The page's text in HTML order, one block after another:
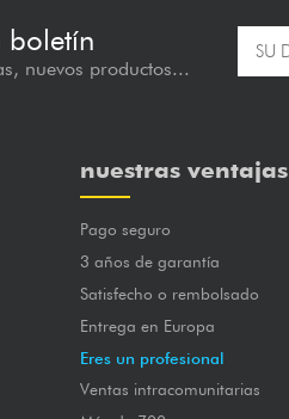
boletín
nuevos productos...
nuestras ventajas
Pago seguro
3 años de garantía
Satisfecho o rembolsado
Entrega en Europa
Eres un profesional
Ventas intracomunitarias